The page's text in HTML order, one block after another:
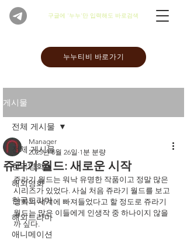
​구글에 '누누'만 입력해도 바로검색
누누티비 바로가기
게시물
전체 게시물
한국영화
해외영화
한국드라마
해외드라마
애니메이션
전체 게시물
쥬라기 월드: 새로운 시작
Manager
2025년 8월 26일 1분 분량
쥬라기 월드는 워낙 유명한 작품이고 정말 많은
시리즈가 있었다. 사실 처음 쥬라기 월드를 보고
영화의 세계에 빠져들었다고 할 정도로 쥬라기
월드는 많은 이들에게 인생작 중 하나이지 않을
까 싶다.